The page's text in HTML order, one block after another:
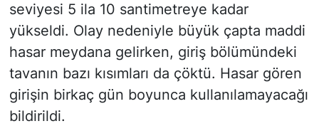
seviyesi 5 ila 10 santimetreye kadar
yükseldi. Olay nedeniyle büyük çapta maddi
hasar meydana gelirken, giriş bölümündeki
tavanın bazı kısımları da çöktü. Hasar gören
girişin birkaç gün boyunca kullanılamayacağı
bildirildi.